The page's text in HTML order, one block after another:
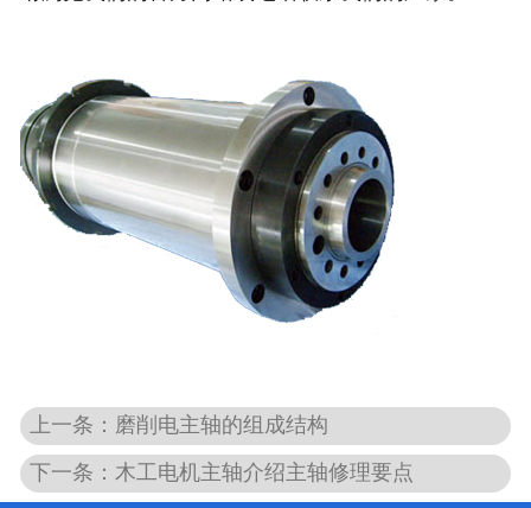
上一条：磨削电主轴的组成结构
下一条：木工电机主轴介绍主轴修理要点